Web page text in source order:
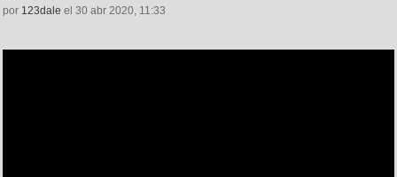
por 123dale el 30 abr 2020, 11:33